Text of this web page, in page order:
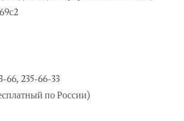
66, 235-66-33
по России)